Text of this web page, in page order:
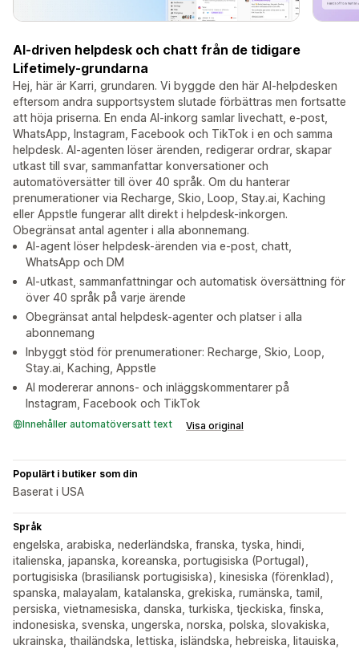
AI-driven helpdesk och chatt från de tidigare
Lifetimely-grundarna
Hej, här är Karri, grundaren. Vi byggde den här AI-helpdesken
eftersom andra supportsystem slutade förbättras men fortsatte
att höja priserna. En enda AI-inkorg samlar livechatt, e-post,
WhatsApp, Instagram, Facebook och TikTok i en och samma
helpdesk. AI-agenten löser ärenden, redigerar ordrar, skapar
utkast till svar, sammanfattar konversationer och
automatöversätter till över 40 språk. Om du hanterar
prenumerationer via Recharge, Skio, Loop, Stay.ai, Kaching
eller Appstle fungerar allt direkt i helpdesk-inkorgen.
Obegränsat antal agenter i alla abonnemang.
AI-agent löser helpdesk-ärenden via e-post, chatt,
WhatsApp och DM
AI-utkast, sammanfattningar och automatisk översättning för
över 40 språk på varje ärende
Obegränsat antal helpdesk-agenter och platser i alla
abonnemang
Inbyggt stöd för prenumerationer: Recharge, Skio, Loop,
Stay.ai, Kaching, Appstle
AI modererar annons- och inläggskommentarer på
Instagram, Facebook och TikTok
Innehåller automatöversatt text Visa original
Populärt i butiker som din
Baserat i USA
Språk
engelska, arabiska, nederländska, franska, tyska, hindi,
italienska, japanska, koreanska, portugisiska (Portugal),
portugisiska (brasiliansk portugisiska), kinesiska (förenklad),
spanska, malayalam, katalanska, grekiska, rumänska, tamil,
persiska, vietnamesiska, danska, turkiska, tjeckiska, finska,
indonesiska, svenska, ungerska, norska, polska, slovakiska,
ukrainska, thailändska, lettiska, isländska, hebreiska, litauiska,